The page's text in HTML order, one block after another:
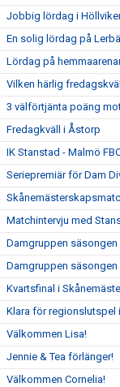
Jobbig lördag i
En solig lördag på
Lördag på
Vilken härlig
3 välförtjänta poäng
Fredagkväll i Åstorp
IK Stanstad - Malmö
Seriepremiär för Dam
Matchintervju med
Damgruppen säsongen
Damgruppen säsongen
Kvartsfinal i
Klara för regionslutspel
Välkommen Lisa!
Jennie & Tea förlänger!
Välkommen Cornelia!